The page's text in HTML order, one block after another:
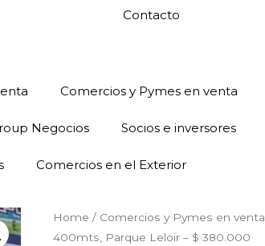
Contacto
Comercios y Pymes en venta
Negocios Socios e inversores
Comercios en el Exterior
Home / Comercios y Pymes en venta
400mts, Parque Leloir – $ 380.000